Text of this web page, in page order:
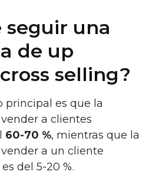
seguir una
de up
selling?
principal es que la
a clientes
60-70 %, mientras que la
a un cliente
del 5-20 %.